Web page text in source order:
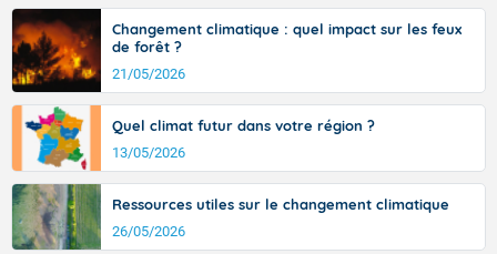
Changement climatique : quel impact sur les feux
de forêt ?
21/05/2026
Quel climat futur dans votre région ?
13/05/2026
Ressources utiles sur le changement climatique
26/05/2026